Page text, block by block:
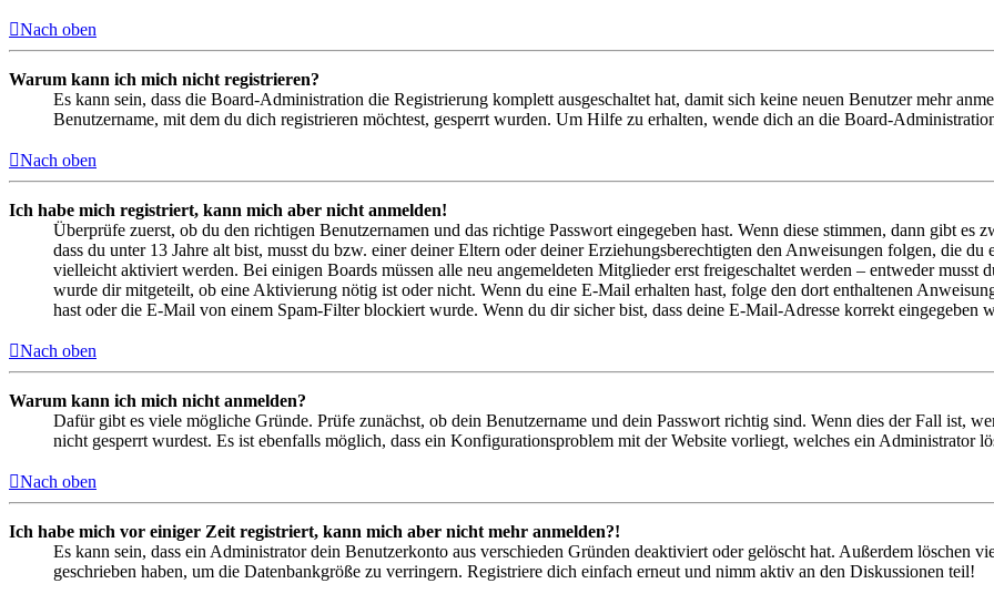
Nach oben
Warum kann ich mich nicht registrieren?
Es kann sein, dass die Board-Administration die Registrierung komplett ausgeschaltet hat, damit sich keine neuen Benutzer mehr
Benutzername, mit dem du dich registrieren möchtest, gesperrt wurden. Um Hilfe zu erhalten, wende dich an die Board-
Nach oben
Ich habe mich registriert, kann mich aber nicht anmelden!
Überprüfe zuerst, ob du den richtigen Benutzernamen und das richtige Passwort eingegeben hast. Wenn diese stimmen, dann gibt es
dass du unter 13 Jahre alt bist, musst du bzw. einer deiner Eltern oder deiner Erziehungsberechtigten den Anweisungen folgen, die
vielleicht aktiviert werden. Bei einigen Boards müssen alle neu angemeldeten Mitglieder erst freigeschaltet werden – entweder musst
wurde dir mitgeteilt, ob eine Aktivierung nötig ist oder nicht. Wenn du eine E-Mail erhalten hast, folge den dort enthaltenen
hast oder die E-Mail von einem Spam-Filter blockiert wurde. Wenn du dir sicher bist, dass deine E-Mail-Adresse korrekt eingegeben
Nach oben
Warum kann ich mich nicht anmelden?
Dafür gibt es viele mögliche Gründe. Prüfe zunächst, ob dein Benutzername und dein Passwort richtig sind. Wenn dies der Fall ist,
nicht gesperrt wurdest. Es ist ebenfalls möglich, dass ein Konfigurationsproblem mit der Website vorliegt, welches ein Administrator
Nach oben
Ich habe mich vor einiger Zeit registriert, kann mich aber nicht mehr anmelden?!
Es kann sein, dass ein Administrator dein Benutzerkonto aus verschieden Gründen deaktiviert oder gelöscht hat. Außerdem löschen
geschrieben haben, um die Datenbankgröße zu verringern. Registriere dich einfach erneut und nimm aktiv an den Diskussionen teil!